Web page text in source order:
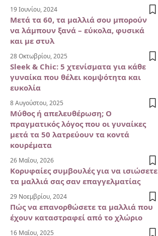
19 Ιουνίου, 2024
Μετά τα 60, τα μαλλιά σου μπορούν
να λάμπουν ξανά – εύκολα, φυσικά
και με στυλ
28 Οκτωβρίου, 2025
Sleek & Chic: 5 χτενίσματα για κάθε
γυναίκα που θέλει κομψότητα και
ευκολία
8 Αυγούστου, 2025
Μύθος ή απελευθέρωση; Ο
πραγματικός λόγος που οι γυναίκες
μετά τα 50 λατρεύουν τα κοντά
κουρέματα
26 Μαΐου, 2026
Κορυφαίες συμβουλές για να ισιώσετε
τα μαλλιά σας σαν επαγγελματίας
29 Νοεμβρίου, 2024
Πώς να επανορθώσετε τα μαλλιά που
έχουν καταστραφεί από το χλώριο
16 Μαΐου, 2025